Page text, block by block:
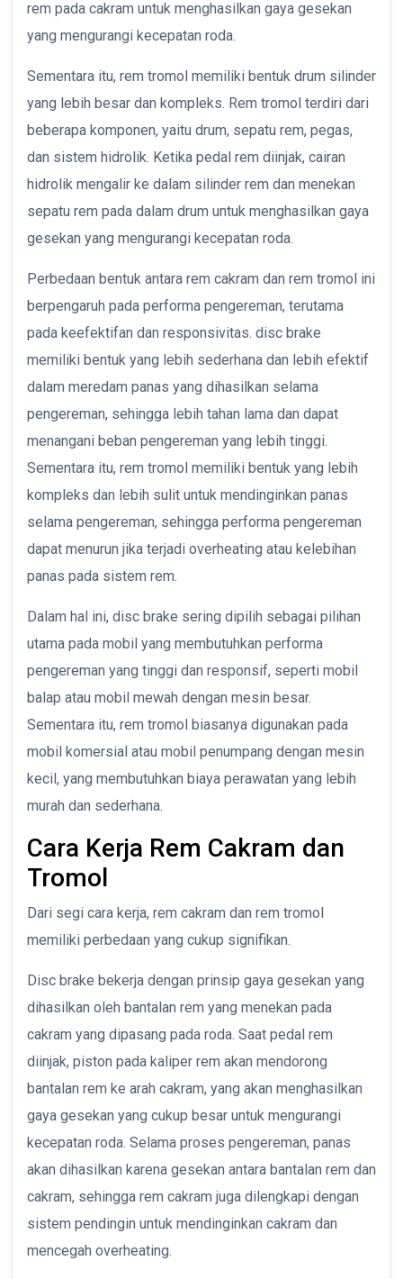
rem pada cakram untuk menghasilkan gaya gesekan
yang mengurangi kecepatan roda.
Sementara itu, rem tromol memiliki bentuk drum silinder
yang lebih besar dan kompleks. Rem tromol terdiri dari
beberapa komponen, yaitu drum, sepatu rem, pegas,
dan sistem hidrolik. Ketika pedal rem diinjak, cairan
hidrolik mengalir ke dalam silinder rem dan menekan
sepatu rem pada dalam drum untuk menghasilkan gaya
gesekan yang mengurangi kecepatan roda.
Perbedaan bentuk antara rem cakram dan rem tromol ini
berpengaruh pada performa pengereman, terutama
pada keefektifan dan responsivitas. disc brake
memiliki bentuk yang lebih sederhana dan lebih efektif
dalam meredam panas yang dihasilkan selama
pengereman, sehingga lebih tahan lama dan dapat
menangani beban pengereman yang lebih tinggi.
Sementara itu, rem tromol memiliki bentuk yang lebih
kompleks dan lebih sulit untuk mendinginkan panas
selama pengereman, sehingga performa pengereman
dapat menurun jika terjadi overheating atau kelebihan
panas pada sistem rem.
Dalam hal ini, disc brake sering dipilih sebagai pilihan
utama pada mobil yang membutuhkan performa
pengereman yang tinggi dan responsif, seperti mobil
balap atau mobil mewah dengan mesin besar.
Sementara itu, rem tromol biasanya digunakan pada
mobil komersial atau mobil penumpang dengan mesin
kecil, yang membutuhkan biaya perawatan yang lebih
murah dan sederhana.
Cara Kerja Rem Cakram dan
Tromol
Dari segi cara kerja, rem cakram dan rem tromol
memiliki perbedaan yang cukup signifikan.
Disc brake bekerja dengan prinsip gaya gesekan yang
dihasilkan oleh bantalan rem yang menekan pada
cakram yang dipasang pada roda. Saat pedal rem
diinjak, piston pada kaliper rem akan mendorong
bantalan rem ke arah cakram, yang akan menghasilkan
gaya gesekan yang cukup besar untuk mengurangi
kecepatan roda. Selama proses pengereman, panas
akan dihasilkan karena gesekan antara bantalan rem dan
cakram, sehingga rem cakram juga dilengkapi dengan
sistem pendingin untuk mendinginkan cakram dan
mencegah overheating.